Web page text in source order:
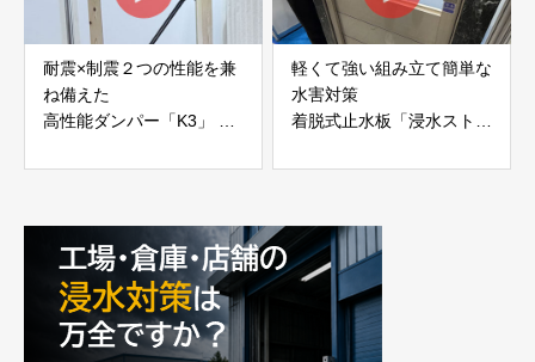
耐震×制震２つの性能を兼
ね備えた
高性能ダンパー「K3」 富
軽くて強い組み立て簡単な
水害対策
着脱式止水板「浸水ストッ
富士工業株式会社